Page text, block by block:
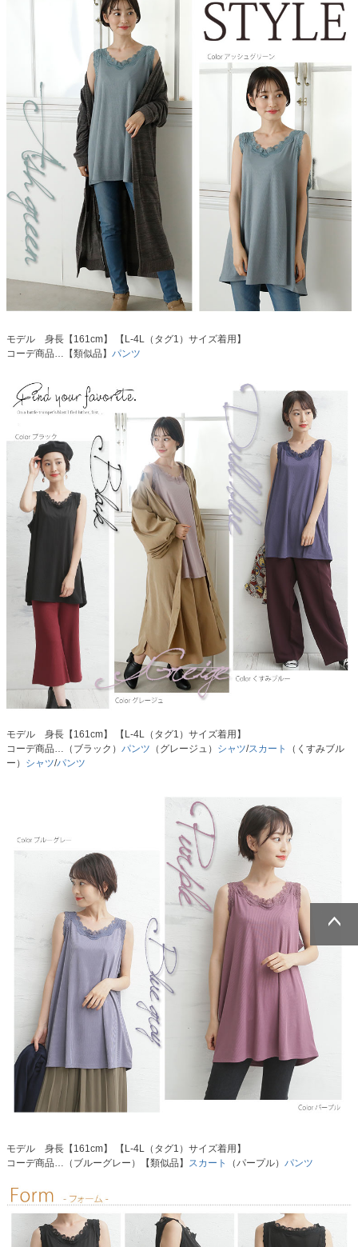
モデル 身長【161cm】 【L-4L（タグ1）サイズ着用】
コーデ商品…【類似品】 パンツ
モデル 身長【161cm】 【L-4L（タグ1）サイズ着用】
コーデ商品…（ブラック） パンツ （グレージュ） シャツ/スカート
（くすみブル
ー） シャツ/パンツ
モデル 身長【161cm】 【L-4L（タグ1）サイズ着用】
コーデ商品…（ブルーグレー）【類似品】
スカート （パープル） パンツ
ページトッ
プへ
ページトッ
プへ